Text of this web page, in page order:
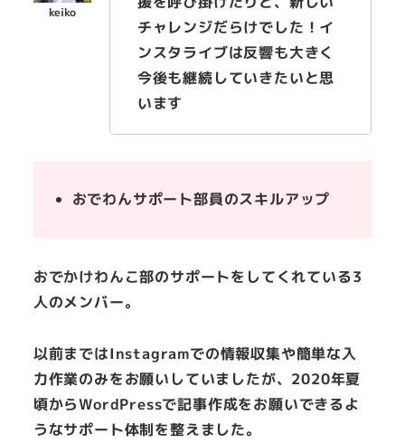
チャレンジだらけでした！イ
ンスタライブは反響も大きく
今後も継続していきたいと思
います
おでわんサポート部員のスキルアップ
おでかけわんこ部のサポートをしてくれている3
人のメンバー。
以前まではInstagramでの情報収集や簡単な入
力作業のみをお願いしていましたが、2020年夏
頃からWordPressで記事作成をお願いできるよ
うなサポート体制を整えました。